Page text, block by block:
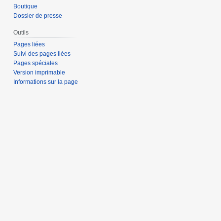
Boutique
Dossier de presse
Outils
Pages liées
Suivi des pages liées
Pages spéciales
Version imprimable
Informations sur la page